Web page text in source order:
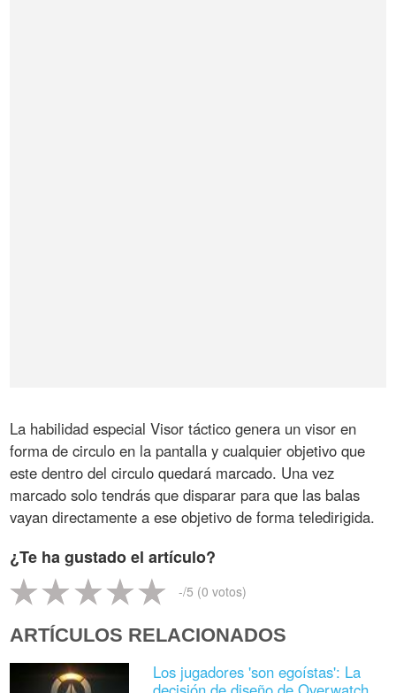
La habilidad especial Visor táctico genera un visor en
forma de circulo en la pantalla y cualquier objetivo que
este dentro del circulo quedará marcado. Una vez
marcado solo tendrás que disparar para que las balas
vayan directamente a ese objetivo de forma teledirigida.
¿Te ha gustado el artículo?
-/5 (0 votos)
ARTÍCULOS RELACIONADOS
Los jugadores 'son egoístas': La